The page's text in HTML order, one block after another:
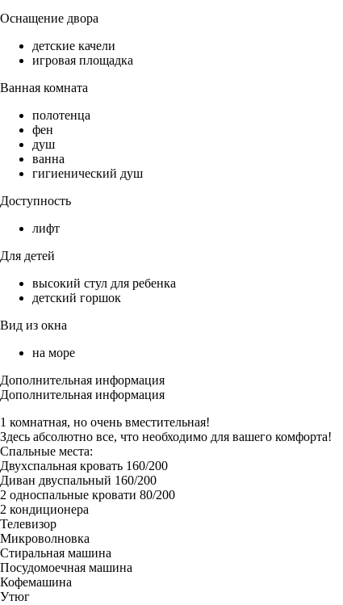
Оснащение двора
детские качели
игровая площадка
Ванная комната
полотенца
фен
душ
ванна
гигиенический душ
Доступность
лифт
Для детей
высокий стул для ребенка
детский горшок
Вид из окна
на море
Дополнительная информация
Дополнительная информация
1 комнатная, но очень вместительная!
Здесь абсолютно все, что необходимо для вашего комфорта!
Спальные места:
Двухспальная кровать 160/200
Диван двуспальный 160/200
2 односпальные кровати 80/200
2 кондиционера
Телевизор
Микроволновка
Стиральная машина
Посудомоечная машина
Кофемашина
Утюг